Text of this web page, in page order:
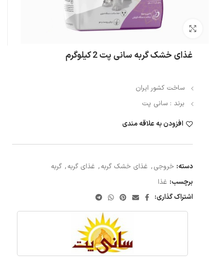
بزرگنمایی تصویر
غذای خشک گربه سانی پت 2 کیلوگرم
ساخت کشور ایران
برند : سانی پت
افزودن به علاقه مندی
دسته: خروجی, غذای خشک گربه, غذای گربه, گربه
برچسب: غذا
اشتراک گذاری: